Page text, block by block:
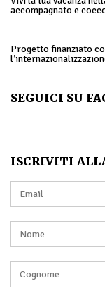
accompagnato e
Progetto finanziato
SEGUICI SU
ISCRIVITI